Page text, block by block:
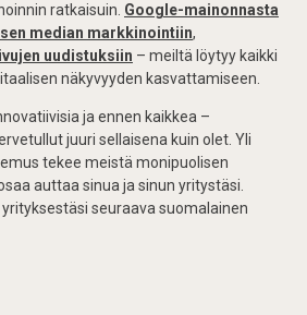
ratkaisuin. Google-mainonnasta
median markkinointiin,
uudistuksiin – meiltä löytyy kaikki
näkyvyyden kasvattamiseen.
ja ennen kaikkea –
juuri sellaisena kuin olet. Yli
tekee meistä monipuolisen
auttaa sinua ja sinun yritystäsi.
seuraava suomalainen